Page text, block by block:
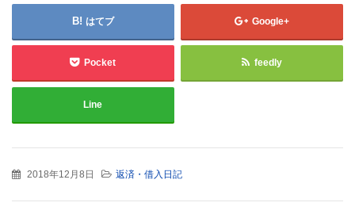
はてブ Google+
Pocket feedly
Line
2018年12月8日 返済・借入日記